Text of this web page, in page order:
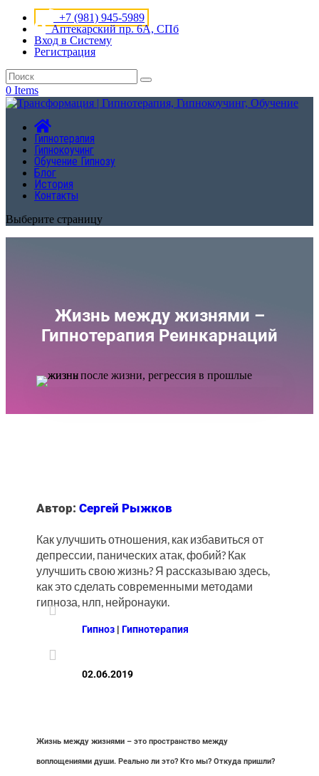
+7 (981) 945-5989
Аптекарский пр. 6А, СПб
Вход в Систему
Регистрация
0 Items
Гипнотерапия
Гипнокоучинг
Обучение Гипнозу
Блог
История
Контакты
Выберите страницу
Жизнь между жизнями –
Гипнотерапия Реинкарнаций
Автор:Сергей Рыжков
Как улучшить отношения, как избавиться от
депрессии, панических атак, фобий? Как
улучшить свою жизнь? Я рассказываю здесь,
как это сделать современными методами
гипноза, нлп, нейронауки.

Гипноз| Гипнотерапия

02.06.2019
Жизнь между жизнями – это пространство между
воплощениями души. Реально ли это? Кто мы? Откуда пришли?